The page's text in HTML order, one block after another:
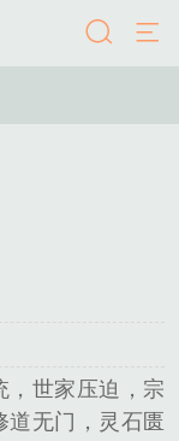
，世家压迫，宗
道无门，灵石匮